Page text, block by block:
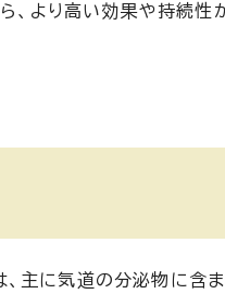
、より高い効果や持続性
主に気道の分泌物に含ま